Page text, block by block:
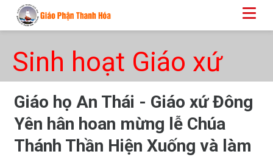
Sinh hoạt Giáo xứ
Giáo họ An Thái - Giáo xứ Đông
Yên hân hoan mừng lễ Chúa
Thánh Thần Hiện Xuống và làm